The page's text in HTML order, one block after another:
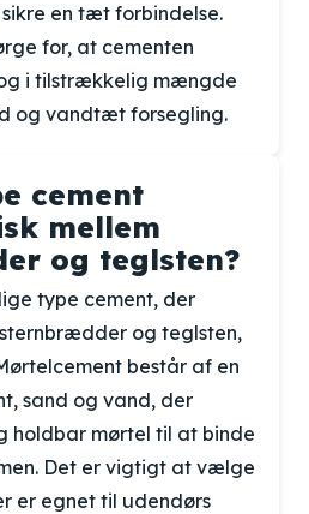
en tæt forbindelse.
for, at cementen
i tilstrækkelig mængde
og vandtæt forsegling.
cement
mellem
og teglsten?
type cement, der
og teglsten,
består af en
sand og vand, der
holdbar mørtel til at binde
Det er vigtigt at vælge
er egnet til udendørs